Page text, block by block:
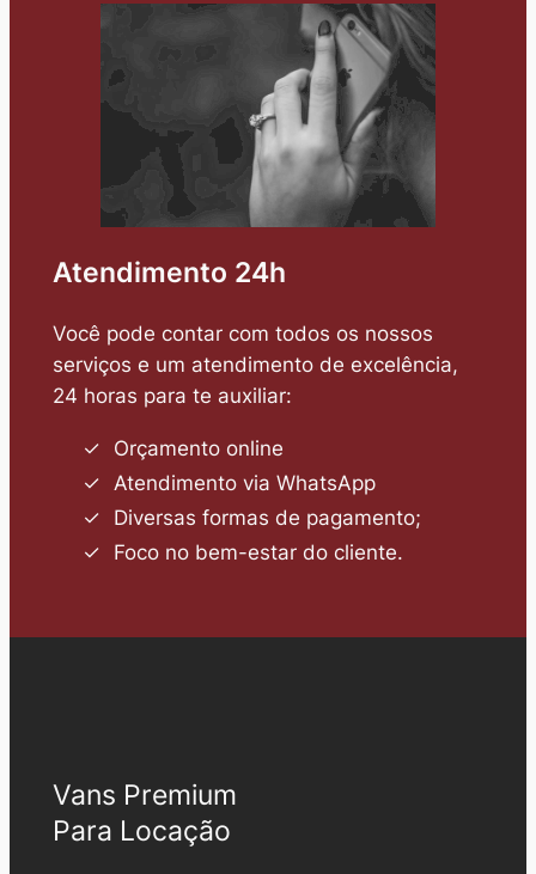
Atendimento 24h
Você pode contar com todos os nossos
serviços e um atendimento de excelência,
24 horas para te auxiliar:
Orçamento online
Atendimento via WhatsApp
Diversas formas de pagamento;
Foco no bem-estar do cliente.
Vans Premium
Para Locação